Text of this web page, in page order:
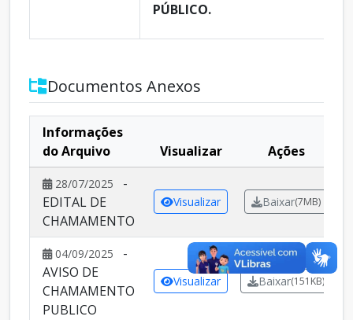
PÚBLICO.
Documentos Anexos
Informações
do Arquivo
Visualizar Ações
28/07/2025
-
EDITAL DE
CHAMAMENTO
Visualizar Baixar(7MB)
04/09/2025
-
AVISO DE
CHAMAMENTO
PUBLICO
Visualizar Baixar(151KB)